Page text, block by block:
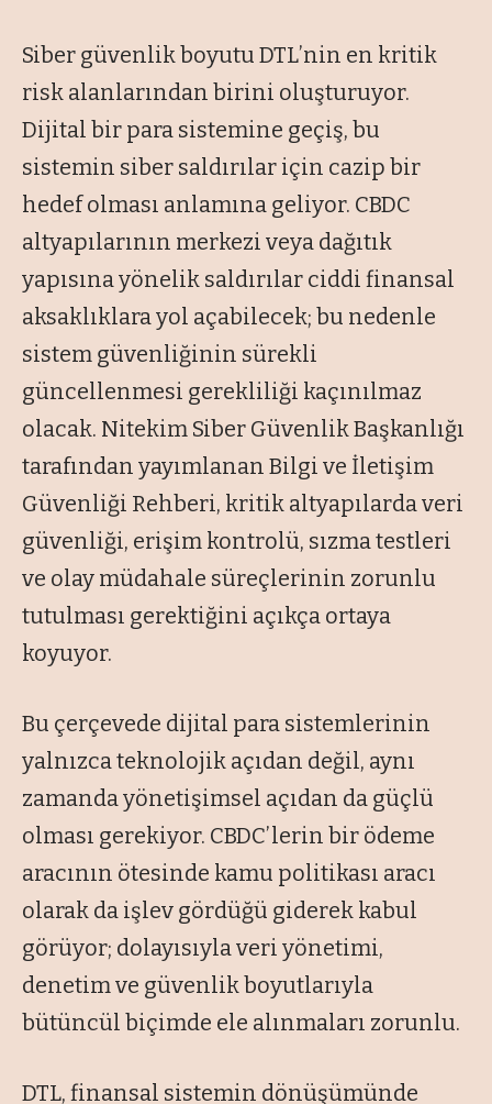
Siber güvenlik boyutu DTL’nin en kritik
risk alanlarından birini oluşturuyor.
Dijital bir para sistemine geçiş, bu
sistemin siber saldırılar için cazip bir
hedef olması anlamına geliyor. CBDC
altyapılarının merkezi veya dağıtık
yapısına yönelik saldırılar ciddi finansal
aksaklıklara yol açabilecek; bu nedenle
sistem güvenliğinin sürekli
güncellenmesi gerekliliği kaçınılmaz
olacak. Nitekim Siber Güvenlik Başkanlığı
tarafından yayımlanan Bilgi ve İletişim
Güvenliği Rehberi, kritik altyapılarda veri
güvenliği, erişim kontrolü, sızma testleri
ve olay müdahale süreçlerinin zorunlu
tutulması gerektiğini açıkça ortaya
koyuyor.
Bu çerçevede dijital para sistemlerinin
yalnızca teknolojik açıdan değil, aynı
zamanda yönetişimsel açıdan da güçlü
olması gerekiyor. CBDC’lerin bir ödeme
aracının ötesinde kamu politikası aracı
olarak da işlev gördüğü giderek kabul
görüyor; dolayısıyla veri yönetimi,
denetim ve güvenlik boyutlarıyla
bütüncül biçimde ele alınmaları zorunlu.
DTL, finansal sistemin dönüşümünde